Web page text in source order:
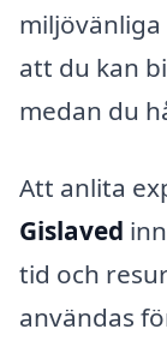
att du kan
medan du
Att anlita
Gislaved
tid och
användas